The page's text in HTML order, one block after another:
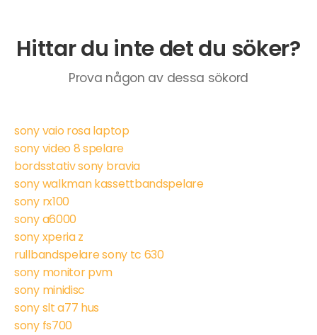
Hittar du inte det du söker?
Prova någon av dessa sökord
sony vaio rosa laptop
sony video 8 spelare
bordsstativ sony bravia
sony walkman kassettbandspelare
sony rx100
sony a6000
sony xperia z
rullbandspelare sony tc 630
sony monitor pvm
sony minidisc
sony slt a77 hus
sony fs700